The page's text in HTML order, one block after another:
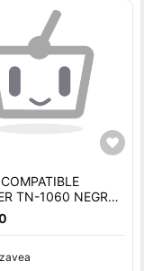
TN-1060 NEGRO
HL-1202 /